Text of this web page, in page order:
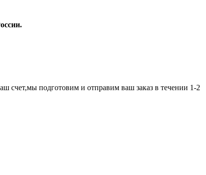
счет,мы подготовим и отправим ваш заказ в течении 1-2